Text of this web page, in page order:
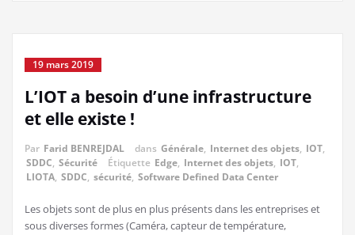
19 mars 2019
L’IOT a besoin d’une infrastructure
et elle existe !
Par Farid BENREJDAL dans Générale, Internet des objets, IOT,
SDDC, Sécurité Étiquette Edge, Internet des objets, IOT,
LIOTA, SDDC, sécurité, Software Defined Data Center
Les objets sont de plus en plus présents dans les entreprises et
sous diverses formes (Caméra, capteur de température,